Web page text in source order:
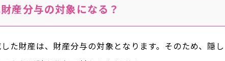
産分与の対象になる？
た財産は、財産分与の対象となります。そのため、隠し